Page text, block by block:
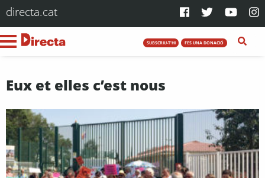
directa.cat
SUBSCRIU-T'HI FES UNA DONACIÓ
Eux et elles c’est nous